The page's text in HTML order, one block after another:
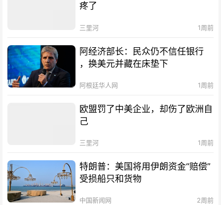
疼了
三里河 1周前
阿经济部长：民众仍不信任银行
，换美元并藏在床垫下
阿根廷华人网 1周前
欧盟罚了中美企业，却伤了欧洲自
己
三里河 1周前
特朗普：美国将用伊朗资金“赔偿”
受损船只和货物
中国新闻网 2周前